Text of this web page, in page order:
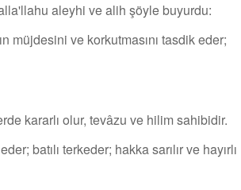
aleyhi ve alih şöyle buyurdu:
müjdesini ve korkutmasını tasdik eder;
kararlı olur, tevâzu ve hilim sahibidir.
batılı terkeder; hakka sarılır ve hayırlı